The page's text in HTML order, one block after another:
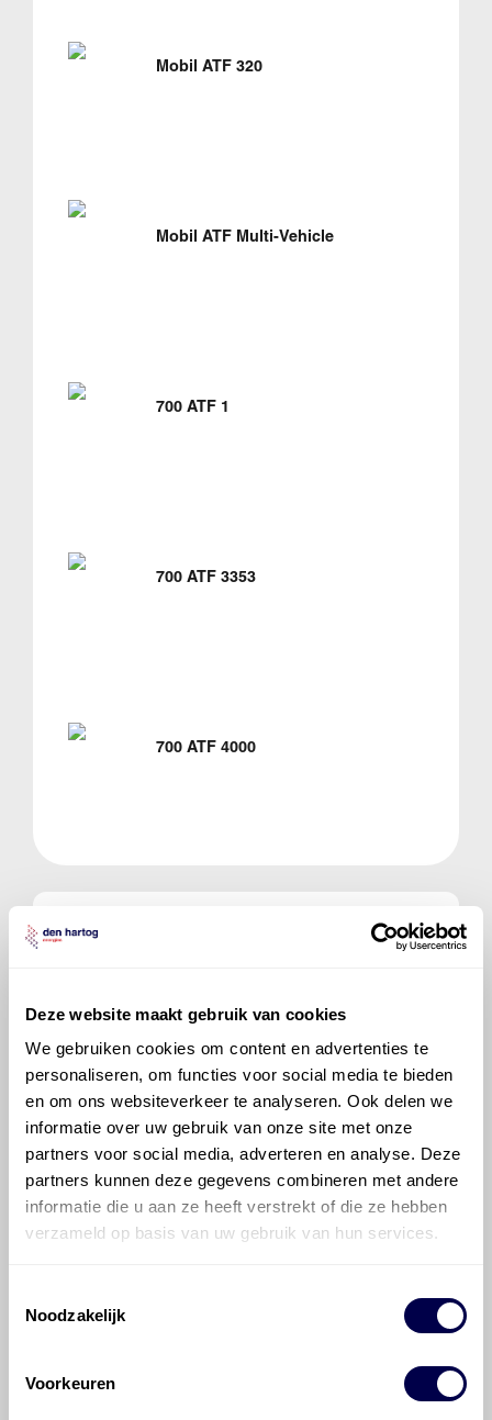
Deze website maakt gebruik van cookies
We gebruiken cookies om content en advertenties te
personaliseren, om functies voor social media te bieden
en om ons websiteverkeer te analyseren. Ook delen we
informatie over uw gebruik van onze site met onze
partners voor social media, adverteren en analyse. Deze
partners kunnen deze gegevens combineren met andere
informatie die u aan ze heeft verstrekt of die ze hebben
verzameld op basis van uw gebruik van hun services.
Noodzakelijk
Voorkeuren
Mobil ATF 320
Mobil ATF Multi-Vehicle
700 ATF 1
700 ATF 3353
700 ATF 4000
Veelgestelde vragen over
voor de Renault Mascott Mascott 160
DXi?
Hoeveel motorolie gaat er in een
Renault Mascott?
Hoe vaak moet de motorolie ververst
Voor welke onderdelen van de Renault